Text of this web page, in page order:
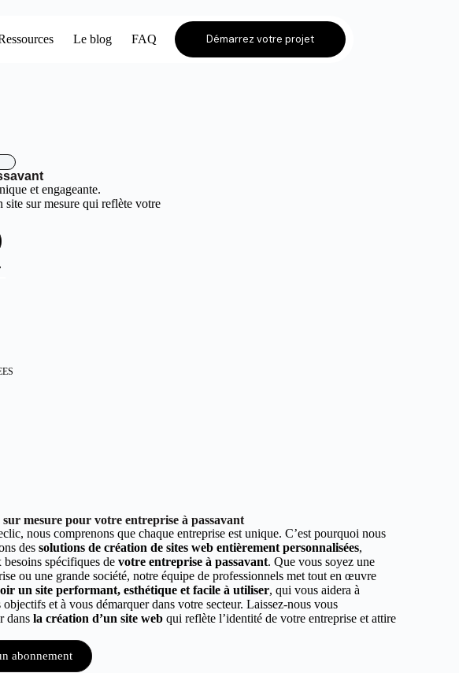
Le blog FAQ Démarrez votre projet
et engageante.
site sur mesure qui reflète votre
mesure pour votre entreprise à passavant
nous comprenons que chaque entreprise est unique. C’est pourquoi nous
des solutions de création de sites web entièrement personnalisées,
besoins spécifiques de votre entreprise à passavant. Que vous soyez une
ou une grande société, notre équipe de professionnels met tout en œuvre
un site performant, esthétique et facile à utiliser, qui vous aidera à
objectifs et à vous démarquer dans votre secteur. Laissez-nous vous
dans la création d’un site web qui reflète l’identité de votre entreprise et attire
abonnement